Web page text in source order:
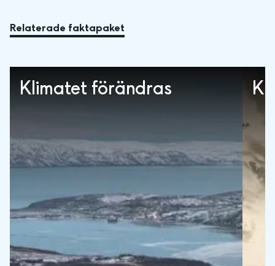
Relaterade faktapaket
Klimatet förändras